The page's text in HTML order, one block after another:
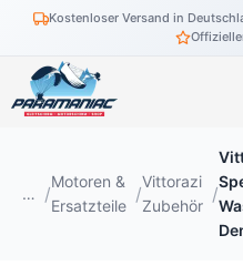
Kostenloser Versand in
…
Motoren &
Ersatzteile
Vittorazi
Zubehör